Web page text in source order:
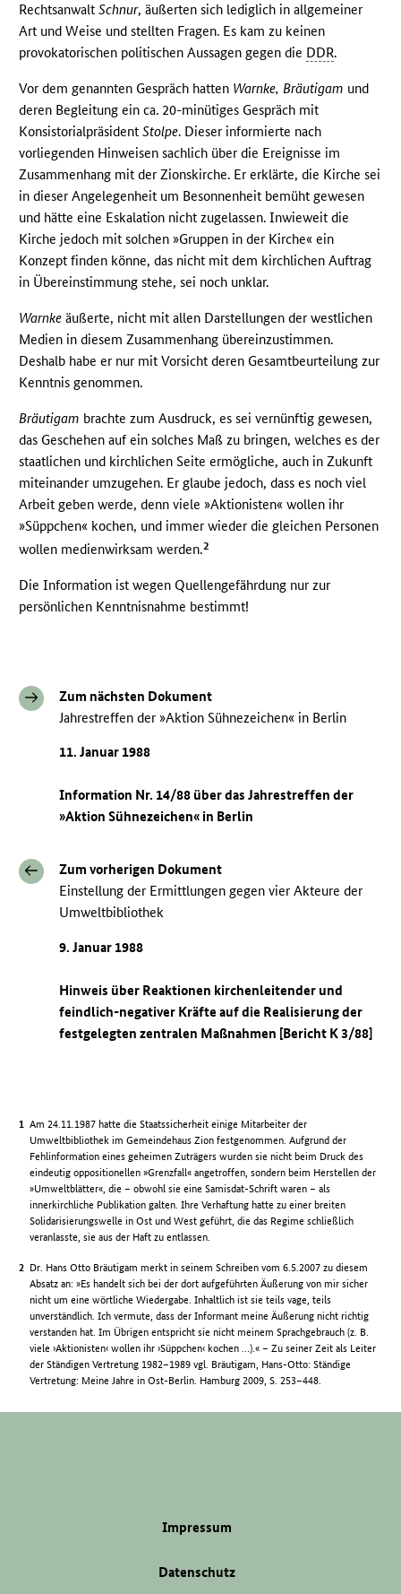
RechtsanwaltSchnur, äußerten sich lediglich in allgemeiner
Art und Weise und stellten Fragen. Es kam zu keinen
provokatorischen politischen Aussagen gegen die DDR.
Vor dem genannten Gespräch hatten Warnke, Bräutigam und
deren Begleitung ein ca. 20-minütiges Gespräch mit
KonsistorialpräsidentStolpe. Dieser informierte nach
vorliegenden Hinweisen sachlich über die Ereignisse im
Zusammenhang mit der Zionskirche. Er erklärte, die Kirche sei
in dieser Angelegenheit um Besonnenheit bemüht gewesen
und hätte eine Eskalation nicht zugelassen. Inwieweit die
Kirche jedoch mit solchen »Gruppen in der Kirche« ein
Konzept finden könne, das nicht mit dem kirchlichen Auftrag
in Übereinstimmung stehe, sei noch unklar.
Warnke äußerte, nicht mit allen Darstellungen der westlichen
Medien in diesem Zusammenhang übereinzustimmen.
Deshalb habe er nur mit Vorsicht deren Gesamtbeurteilung zur
Kenntnis genommen.
Bräutigam brachte zum Ausdruck, es sei vernünftig gewesen,
das Geschehen auf ein solches Maß zu bringen, welches es der
staatlichen und kirchlichen Seite ermögliche, auch in Zukunft
miteinander umzugehen. Er glaube jedoch, dass es noch viel
Arbeit geben werde, denn viele »Aktionisten« wollen ihr
»Süppchen« kochen, und immer wieder die gleichen Personen
wollen medienwirksam werden.2
Die Information ist wegen Quellengefährdung nur zur
persönlichen Kenntnisnahme bestimmt!
Zum nächsten Dokument
Jahrestreffen der »Aktion Sühnezeichen« in Berlin
11. Januar 1988
Information Nr. 14/88 über das Jahrestreffen der
»Aktion Sühnezeichen« in Berlin
Zum vorherigen Dokument
Einstellung der Ermittlungen gegen vier Akteure der
Umweltbibliothek
9. Januar 1988
Hinweis über Reaktionen kirchenleitender und
feindlich-negativer Kräfte auf die Realisierung der
festgelegten zentralen Maßnahmen [Bericht K 3/88]
Am 24.11.1987 hatte die Staatssicherheit einige Mitarbeiter der
Umweltbibliothek im Gemeindehaus Zion festgenommen. Aufgrund der
Fehlinformation eines geheimen Zuträgers wurden sie nicht beim Druck des
eindeutig oppositionellen »Grenzfall« angetroffen, sondern beim Herstellen der
»Umweltblätter«, die – obwohl sie eine Samisdat-Schrift waren – als
innerkirchliche Publikation galten. Ihre Verhaftung hatte zu einer breiten
Solidarisierungswelle in Ost und West geführt, die das Regime schließlich
veranlasste, sie aus der Haft zu entlassen.
Dr. Hans Otto Bräutigam merkt in seinem Schreiben vom 6.5.2007 zu diesem
Absatz an: »Es handelt sich bei der dort aufgeführten Äußerung von mir sicher
nicht um eine wörtliche Wiedergabe. Inhaltlich ist sie teils vage, teils
unverständlich. Ich vermute, dass der Informant meine Äußerung nicht richtig
verstanden hat. Im Übrigen entspricht sie nicht meinem Sprachgebrauch (z. B.
viele ›Aktionisten‹ wollen ihr ›Süppchen‹ kochen …).« – Zu seiner Zeit als Leiter
der Ständigen Vertretung 1982–1989 vgl. Bräutigam, Hans-Otto: Ständige
Vertretung: Meine Jahre in Ost-Berlin. Hamburg 2009, S. 253–448.
Impressum
Datenschutz